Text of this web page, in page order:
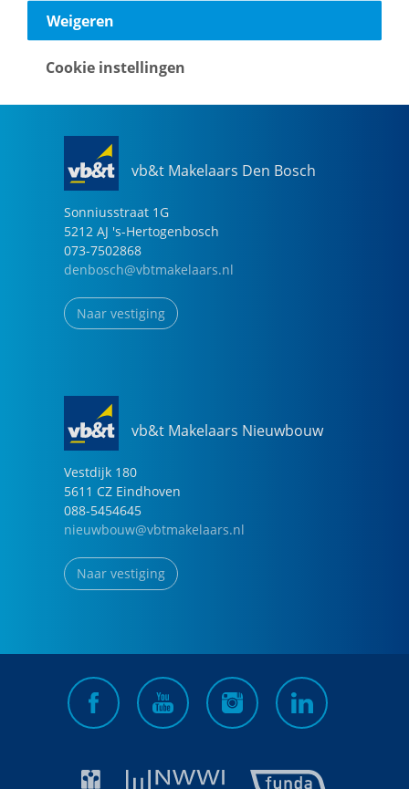
vb&t Makelaars Den Bosch
Sonniusstraat 1G
5212 AJ 's-Hertogenbosch
073-7502868
denbosch@vbtmakelaars.nl
Naar vestiging
vb&t Makelaars Nieuwbouw
Vestdijk 180
5611 CZ Eindhoven
088-5454645
nieuwbouw@vbtmakelaars.nl
Naar vestiging
Weigeren
Cookie instellingen